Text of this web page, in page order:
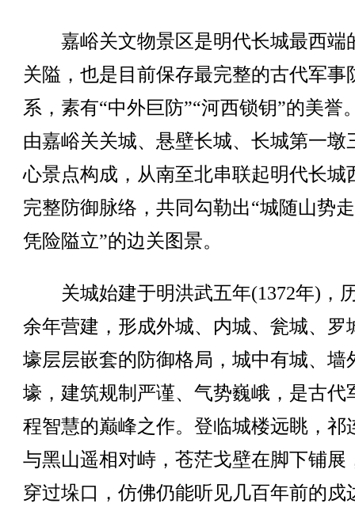
嘉峪关文物景区是明代长城最西端
关隘，也是目前保存最完整的古代军事
系，素有“中外巨防”“河西锁钥”的美誉
由嘉峪关关城、悬壁长城、长城第一墩
心景点构成，从南至北串联起明代长城
完整防御脉络，共同勾勒出“城随山势
凭险隘立”的边关图景。
关城始建于明洪武五年(1372年)，
余年营建，形成外城、内城、瓮城、罗
壕层层嵌套的防御格局，城中有城、墙
壕，建筑规制严谨、气势巍峨，是古代
程智慧的巅峰之作。登临城楼远眺，祁
与黑山遥相对峙，苍茫戈壁在脚下铺展
穿过垛口，仿佛仍能听见几百年前的戍